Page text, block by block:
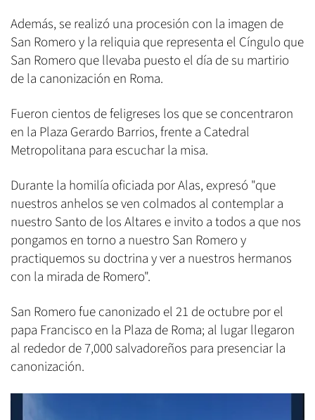
Además, se realizó una procesión con la imagen de
San Romero y la reliquia que representa el Cíngulo que
San Romero que llevaba puesto el día de su martirio
de la canonización en Roma.
Fueron cientos de feligreses los que se concentraron
en la Plaza Gerardo Barrios, frente a Catedral
Metropolitana para escuchar la misa.
Durante la homilía oficiada por Alas, expresó "que
nuestros anhelos se ven colmados al contemplar a
nuestro Santo de los Altares e invito a todos a que nos
pongamos en torno a nuestro San Romero y
practiquemos su doctrina y ver a nuestros hermanos
con la mirada de Romero".
San Romero fue canonizado el 21 de octubre por el
papa Francisco en la Plaza de Roma; al lugar llegaron
al rededor de 7,000 salvadoreños para presenciar la
canonización.